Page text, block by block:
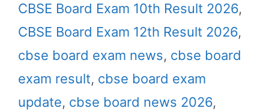
CBSE Board Exam 10th Result 2026,
CBSE Board Exam 12th Result 2026,
cbse board exam news, cbse board
exam result, cbse board exam
update, cbse board news 2026,